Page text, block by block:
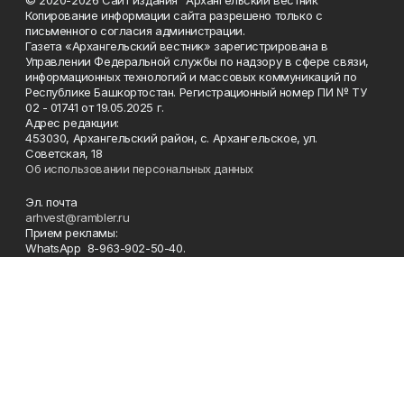
Копирование информации сайта разрешено только с
письменного согласия администрации.
Газета «Архангельский вестник» зарегистрирована в
Управлении Федеральной службы по надзору в сфере связи,
информационных технологий и массовых коммуникаций по
Республике Башкортостан. Регистрационный номер ПИ № ТУ
02 - 01741 от 19.05.2025 г.
Адрес редакции:
453030, Архангельский район, с. Архангельское, ул.
Советская, 18
Об использовании персональных данных
Эл. почта
arhvest@rambler.ru
Прием рекламы:
WhatsApp 8-963-902-50-40.